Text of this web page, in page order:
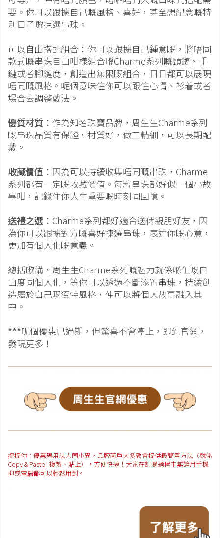
要。你可以跟據自己嘅風格、喜好，甚至想紀念嘅特
別日子嚟揀選串珠。
可以自由搭配組合：你可以跟據自己鍾意嘅，將唔同
款式嘅串珠自由咁樣組合喺Charme系列嘅頸鏈、手
鏈或者腳鏈度，創造出無限嘅組合，日日都可以展現
唔同嘅風格。呢個意味住你可以跟住心情、衫着或者
場合去調整戴法。
優質材質 ：作為知名珠寶品牌，周生生Charme系列
嘅串珠品質有保證，材質好，做工精細，可以長期配
戴。
收藏價值 ：因為可以持續收集唔同嘅串珠，Charme
系列都有一定嘅收藏價值。每粒串珠都好似一個小故
事咁，記錄住你人生重要嘅時刻同回憶。
送禮之選 ：Charme系列都好適合送俾親朋好友，因
為你可以跟據對方嘅喜好揀選串珠，表達你嘅心意，
更加有個人化嘅意義。
總括嚟講，周生生Charme系列嘅魅力就係喺佢嘅自
由度同個人化，等你可以透過不斷添置串珠，持續創
造屬於自己嘅獨特風格，仲可以將個人故事融入其
中。
***呢個優惠已過期，但驚喜不會停止，即到官網，
發現更多！
提提你：優惠碼用法大同小異，品牌商戶大多數會提供最簡單方法（就係
Copy & Paste | 複製、貼上），方便快捷！大家在訂購過程中無論用手機
抑或電腦都可以輕鬆用到。